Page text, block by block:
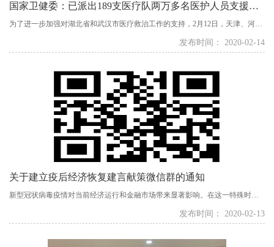
国家卫健委：已派出189支医疗队两万多名医护人员支援湖北
为了进一步加强对湖北省和武汉市医疗救治工作的支持，2月12日，天津、河
北、山西等17个省（市）、自治区共计2897人（其中医生1003名、护理1681
名、其他管理等专家213名）赴恩施、神农架林区等16个武汉外市州开展对口支
发布时间： 2020-02-14
关于建立疫后经济恢复建言献策微信群的通知
新型冠状病毒疫情对当前经济运行和金融市场带来显著影响。在这一特殊时
期，欧美同学会企业家联谊会会长徐昌东先生号召广大会员积极建言献策...
发布时间： 2020-02-13